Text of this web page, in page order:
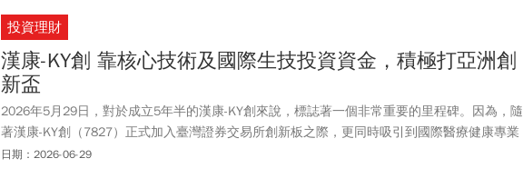
投資理財
漢康-KY創 靠核心技術及國際生技投資資金，積極打亞洲創
新盃
2026年5月29日，對於成立5年半的漢康-KY創來說，標誌著一個非常重要的里程碑。因為，隨
著漢康-KY創（7827）正式加入臺灣證券交易所創新板之際，更同時吸引到國際醫療健康專業
投資機構的入股。
日期：2026-06-29